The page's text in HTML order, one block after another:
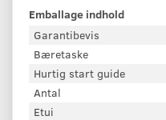
Emballage indhold
Garantibevis
Bæretaske
Hurtig start guide
Antal
Etui